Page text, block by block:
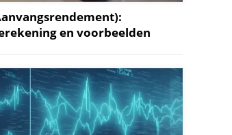
en voorbeelden